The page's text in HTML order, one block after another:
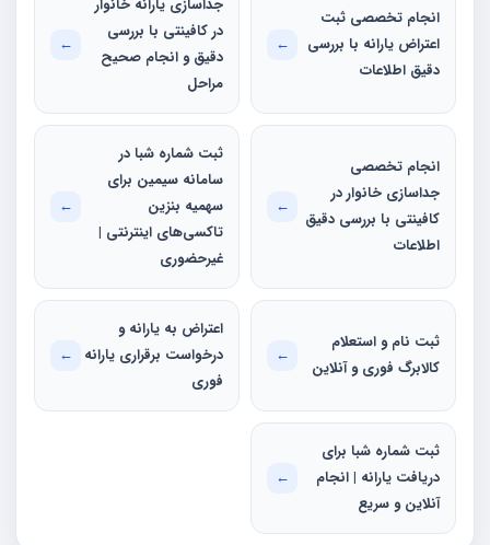
انجام تخصصی ثبت
اعتراض یارانه با بررسی
دقیق اطلاعات
←
جداسازی یارانه خانوار
در کافینتی با بررسی
دقیق و انجام صحیح
مراحل
←
انجام تخصصی
جداسازی خانوار در
کافینتی با بررسی دقیق
اطلاعات
←
ثبت شماره شبا در
سامانه سیمین برای
سهمیه بنزین
تاکسی‌های اینترنتی |
غیرحضوری
←
ثبت نام و استعلام
کالابرگ فوری و آنلاین
←
اعتراض به یارانه و
درخواست برقراری یارانه
فوری
←
ثبت شماره شبا برای
دریافت یارانه | انجام
آنلاین و سریع
←